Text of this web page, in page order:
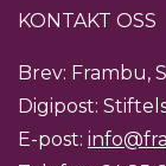
KONTAKT OSS
Brev: Frambu,
Digipost:
E-post: